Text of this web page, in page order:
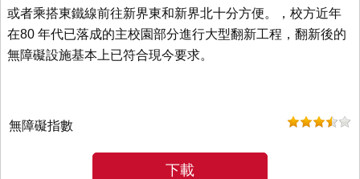
或者乘搭東鐵線前往新界東和新界北十分方便。，校方近年
在80 年代已落成的主校園部分進行大型翻新工程，翻新後的
無障礙設施基本上已符合現今要求。
無障礙指數
下載